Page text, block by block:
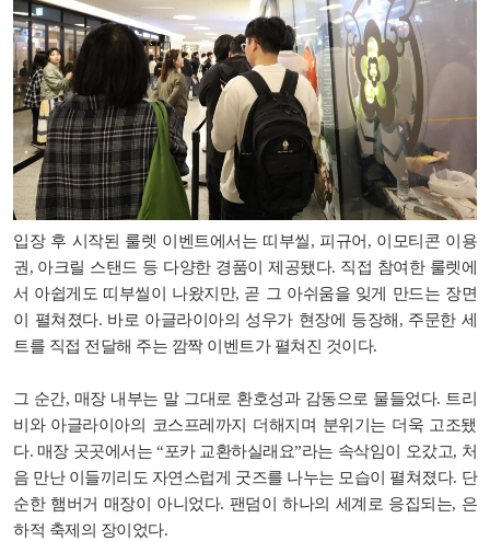
입장 후 시작된 룰렛 이벤트에서는 띠부씰, 피규어, 이모티콘 이용
권, 아크릴 스탠드 등 다양한 경품이 제공됐다. 직접 참여한 룰렛에
서 아쉽게도 띠부씰이 나왔지만, 곧 그 아쉬움을 잊게 만드는 장면
이 펼쳐졌다. 바로 아글라이아의 성우가 현장에 등장해, 주문한 세
트를 직접 전달해 주는 깜짝 이벤트가 펼쳐진 것이다.
그 순간, 매장 내부는 말 그대로 환호성과 감동으로 물들었다. 트리
비와 아글라이아의 코스프레까지 더해지며 분위기는 더욱 고조됐
다. 매장 곳곳에서는 “포카 교환하실래요”라는 속삭임이 오갔고, 처
음 만난 이들끼리도 자연스럽게 굿즈를 나누는 모습이 펼쳐졌다. 단
순한 햄버거 매장이 아니었다. 팬덤이 하나의 세계로 응집되는, 은
하적 축제의 장이었다.